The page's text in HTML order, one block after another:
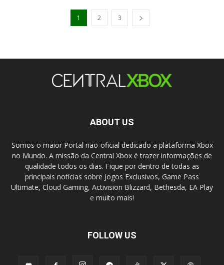
1 2 3
ABOUT US
Somos o maior Portal não-oficial dedicado a plataforma Xbox
no Mundo. A missão da Central Xbox é trazer informações de
qualidade todos os dias. Fique por dentro de todas as
principais notícias sobre Jogos Exclusivos, Game Pass
Ultimate, Cloud Gaming, Activision Blizzard, Bethesda, EA Play
e muito mais!
FOLLOW US